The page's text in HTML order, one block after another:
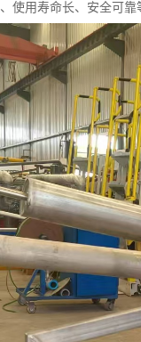
使用寿命长、安全可靠